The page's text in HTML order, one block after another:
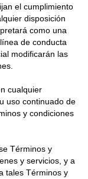
el cumplimiento
disposición
como una
de conducta
modificarán las
cualquier
uso continuado de
y condiciones
Términos y
y servicios, y a
tales Términos y